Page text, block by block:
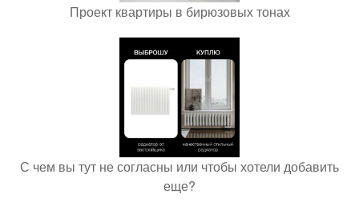
Проект квартиры в бирюзовых тонах
С чем вы тут не согласны или чтобы хотели добавить
еще?